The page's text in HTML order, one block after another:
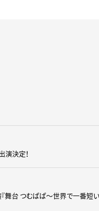
演決定！
台 つむぱぱ～世界で一番短